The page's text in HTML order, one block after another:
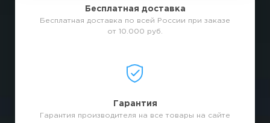
Бесплатная доставка
Бесплатная доставка по всей России при заказе
от 10.000 руб.
Гарантия
Гарантия производителя на все товары на сайте